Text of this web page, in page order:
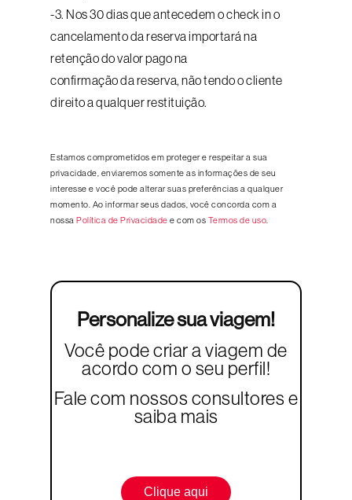
-3. Nos 30 dias que antecedem o check in o
cancelamento da reserva importará na
retenção do valor pago na
confirmação da reserva, não tendo o cliente
direito a qualquer restituição.
Estamos comprometidos em proteger e respeitar a sua
privacidade, enviaremos somente as informações de seu
interesse e você pode alterar suas preferências a qualquer
momento. Ao informar seus dados, você concorda com a
nossa Política de Privacidade e com os Termos de uso
Personalize sua viagem!
Você pode criar a viagem de
acordo com o seu perfil!
Fale com nossos consultores e
saiba mais
Clique aqui